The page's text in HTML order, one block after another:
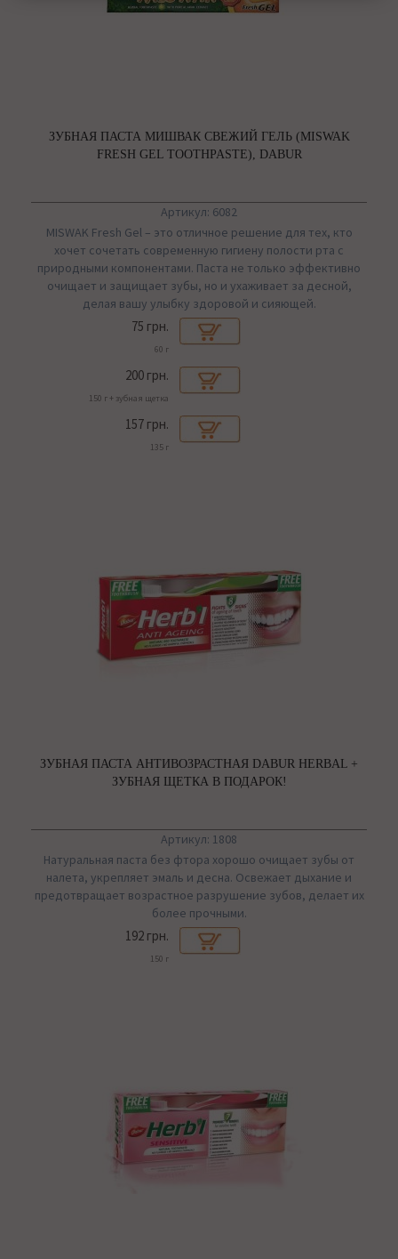
ЗУБНАЯ ПАСТА МИШВАК СВЕЖИЙ ГЕЛЬ (MISWAK
FRESH GEL TOOTHPASTE), DABUR
Артикул: 6082
MISWAK Fresh Gel – это отличное решение для тех, кто
хочет сочетать современную гигиену полости рта с
природными компонентами. Паста не только эффективно
очищает и защищает зубы, но и ухаживает за десной,
делая вашу улыбку здоровой и сияющей.
75 грн.
60 г
200 грн.
150 г + зубная щетка
157 грн.
135 г
ЗУБНАЯ ПАСТА АНТИВОЗРАСТНАЯ DABUR HERBAL +
ЗУБНАЯ ЩЕТКА В ПОДАРОК!
Артикул: 1808
Натуральная паста без фтора хорошо очищает зубы от
налета, укрепляет эмаль и десна. Освежает дыхание и
предотвращает возрастное разрушение зубов, делает их
более прочными.
192 грн.
150 г